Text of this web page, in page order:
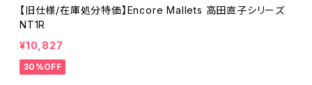
【旧仕様/在庫処分特価】Encore Mallets 高田直子シリーズ
NT1R
¥10,827
30%OFF